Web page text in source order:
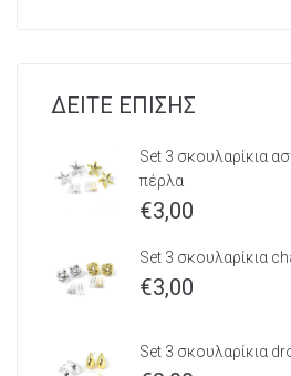
ΔΕΙΤΕ ΕΠΙΣΗΣ
Set 3 σκουλαρίκια
πέρλα
€3,00
Set 3 σκουλαρίκια
€3,00
Set 3 σκουλαρίκια